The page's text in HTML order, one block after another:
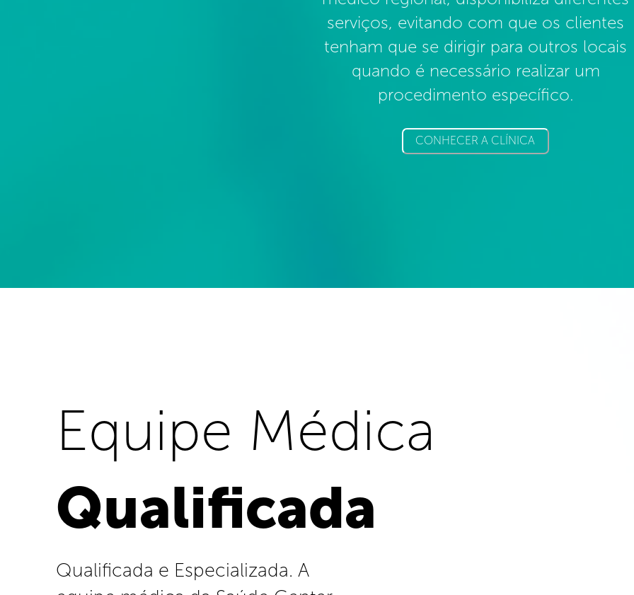
serviços, evitando com que os clientes
tenham que se dirigir para outros locais
quando é necessário realizar um
procedimento específico.
CONHECER A CLÍNICA
Equipe Médica
Qualificada
Qualificada e Especializada. A